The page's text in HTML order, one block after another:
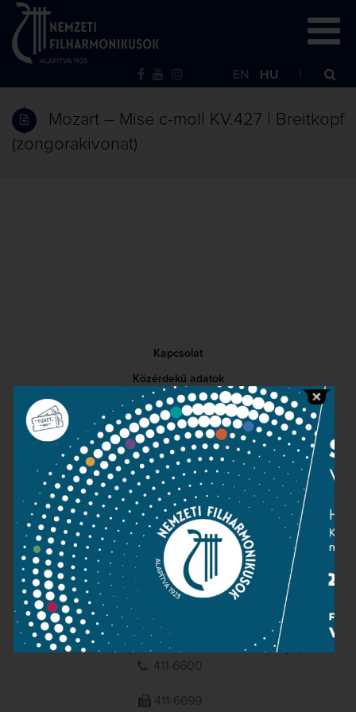
EN HU
Mozart – Mise c-moll KV.427 | Breitkopf
(zongorakivonat)
Kapcsolat
Közérdekű adatok
Sajtószoba
Adatvédelem
Impresszum
NEMZETI
FILHARMONIKUSOK
1095 Budapest, Komor Marcell u. 1. (Müpa)
411-6600
411-6699